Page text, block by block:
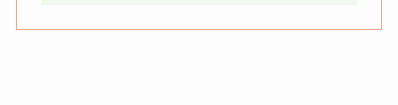
買える？人気アイテ